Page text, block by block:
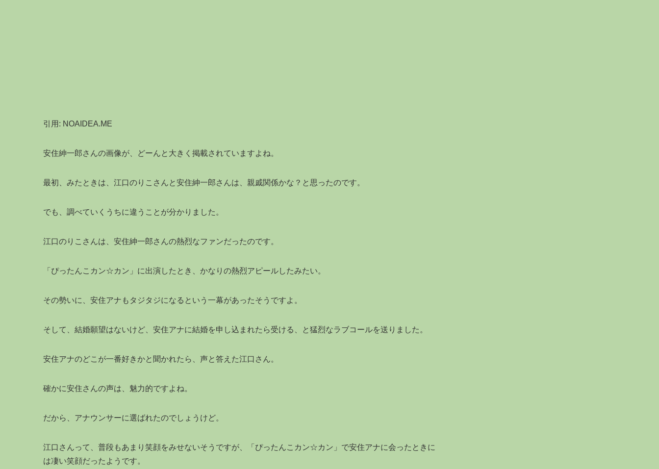
引用: NOAIDEA.ME
安住紳一郎さんの画像が、どーんと大きく掲載されていますよね。
最初、みたときは、江口のりこさんと安住紳一郎さんは、親戚関係かな？と思ったのです。
でも、調べていくうちに違うことが分かりました。
江口のりこさんは、安住紳一郎さんの熱烈なファンだったのです。
「ぴったんこカン☆カン」に出演したとき、かなりの熱烈アピールしたみたい。
その勢いに、安住アナもタジタジになるという一幕があったそうですよ。
そして、結婚願望はないけど、安住アナに結婚を申し込まれたら受ける、と猛烈なラブコールを送りました。
安住アナのどこが一番好きかと聞かれたら、声と答えた江口さん。
確かに安住さんの声は、魅力的ですよね。
だから、アナウンサーに選ばれたのでしょうけど。
江口さんって、普段もあまり笑顔をみせないそうですが、「ぴったんこカン☆カン」で安住アナに会ったときに
は凄い笑顔だったようです。